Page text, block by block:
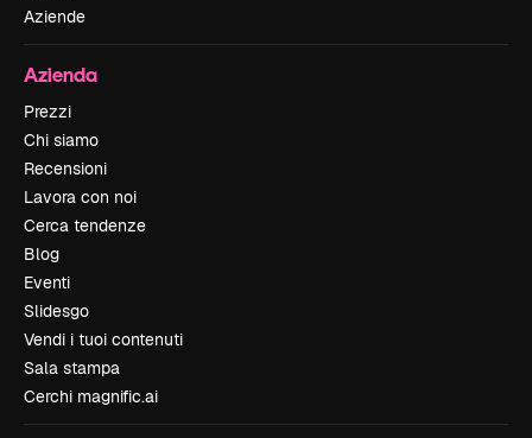
Aziende
Azienda
Prezzi
Chi siamo
Recensioni
Lavora con noi
Cerca tendenze
Blog
Eventi
Slidesgo
Vendi i tuoi contenuti
Sala stampa
Cerchi magnific.ai